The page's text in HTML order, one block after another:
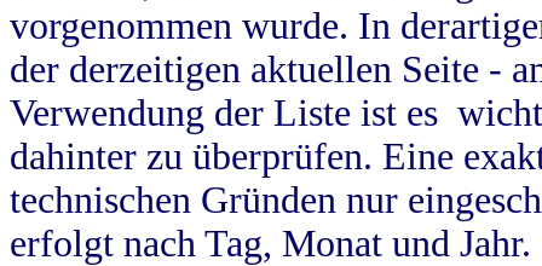
vorgenommen wurde. In
der derzeitigen aktuellen Seite -
Verwendung der Liste ist es
dahinter zu überprüfen. Eine
technischen Gründen nur
erfolgt nach Tag, Monat und Jahr.